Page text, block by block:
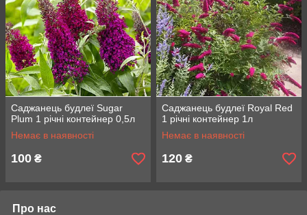
Саджанець будлеї Sugar
Plum 1 річні контейнер 0,5л
Немає в наявності
100 ₴
Саджанець будлеї Royal Red
1 річні контейнер 1л
Немає в наявності
120 ₴
Про нас